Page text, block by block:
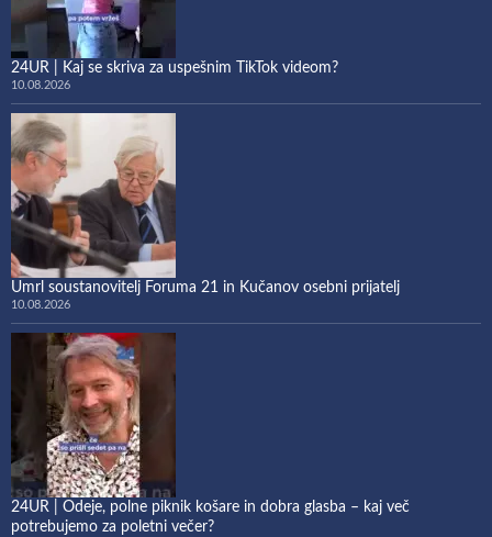
24UR | Kaj se skriva za uspešnim TikTok videom?
10.08.2026
Umrl soustanovitelj Foruma 21 in Kučanov osebni prijatelj
10.08.2026
24UR | Odeje, polne piknik košare in dobra glasba – kaj več
potrebujemo za poletni večer?